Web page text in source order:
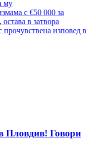
му
с €50 000 за
в затвора
изповед в
Пловдив! Говори